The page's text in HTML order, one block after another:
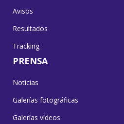
Avisos
Resultados
Tracking
PRENSA
Noticias
Galerías fotográficas
Galerías vídeos